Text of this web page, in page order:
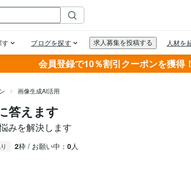
会員登録で10％割引クーポンを獲得！
画像生成AI活用
答えます
みを解決します
2枠 / お願い中： 0人